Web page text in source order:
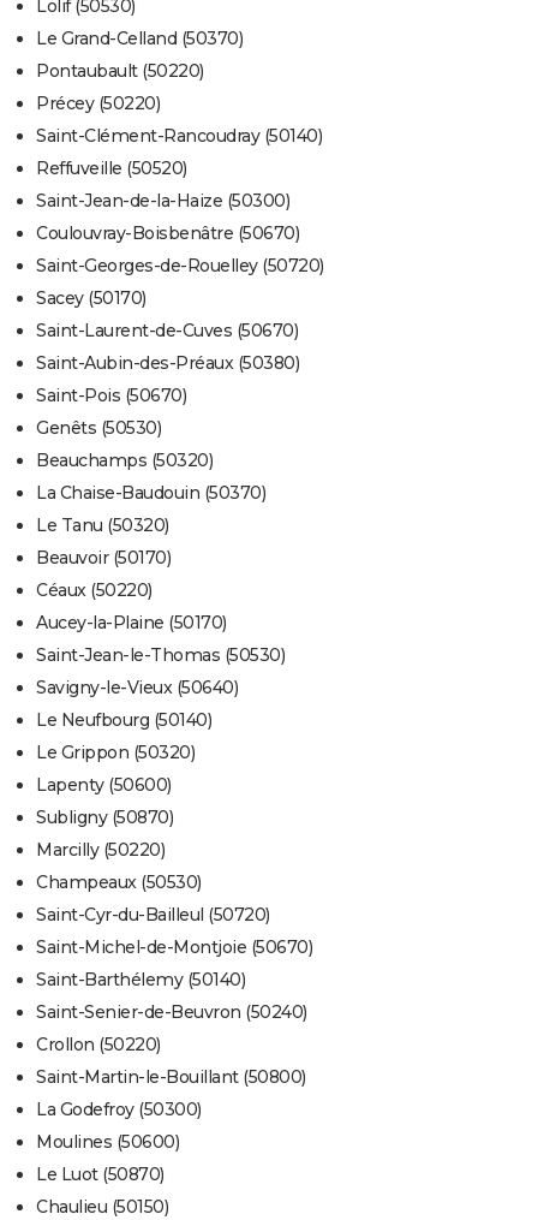
Lolif (50530)
Le Grand-Celland (50370)
Pontaubault (50220)
Précey (50220)
Saint-Clément-Rancoudray (50140)
Reffuveille (50520)
Saint-Jean-de-la-Haize (50300)
Coulouvray-Boisbenâtre (50670)
Saint-Georges-de-Rouelley (50720)
Sacey (50170)
Saint-Laurent-de-Cuves (50670)
Saint-Aubin-des-Préaux (50380)
Saint-Pois (50670)
Genêts (50530)
Beauchamps (50320)
La Chaise-Baudouin (50370)
Le Tanu (50320)
Beauvoir (50170)
Céaux (50220)
Aucey-la-Plaine (50170)
Saint-Jean-le-Thomas (50530)
Savigny-le-Vieux (50640)
Le Neufbourg (50140)
Le Grippon (50320)
Lapenty (50600)
Subligny (50870)
Marcilly (50220)
Champeaux (50530)
Saint-Cyr-du-Bailleul (50720)
Saint-Michel-de-Montjoie (50670)
Saint-Barthélemy (50140)
Saint-Senier-de-Beuvron (50240)
Crollon (50220)
Saint-Martin-le-Bouillant (50800)
La Godefroy (50300)
Moulines (50600)
Le Luot (50870)
Chaulieu (50150)